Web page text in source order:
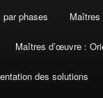
phases Maîtres
Maîtres d’œuvre :
des solutions